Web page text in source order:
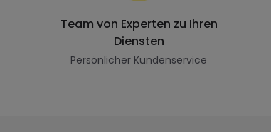
Team von Experten zu Ihren
Diensten
Persönlicher Kundenservice